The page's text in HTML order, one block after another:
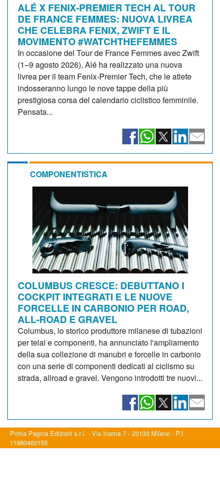
ALÉ X FENIX-PREMIER TECH AL TOUR
DE FRANCE FEMMES: NUOVA LIVREA
CHE CELEBRA FENIX, ZWIFT E IL
MOVIMENTO #WATCHTHEFEMMES
In occasione del Tour de France Femmes avec Zwift
(1–9 agosto 2026), Alé ha realizzato una nuova
livrea per il team Fenix-Premier Tech, che le atlete
indosseranno lungo le nove tappe della più
prestigiosa corsa del calendario ciclistico femminile.
Pensata...
COMPONENTISTICA
COLUMBUS CRESCE: DEBUTTANO I
COCKPIT INTEGRATI E LE NUOVE
FORCELLE IN CARBONIO PER ROAD,
ALL-ROAD E GRAVEL
Columbus, lo storico produttore milanese di tubazioni
per telai e componenti, ha annunciato l'ampliamento
della sua collezione di manubri e forcelle in carbonio
con una serie di componenti dedicati al ciclismo su
strada, allroad e gravel. Vengono introdotti tre nuovi...
Prima Pagina Edizioni s.r.l. - Via Inama 7 - 20133 Milano - P.I.
11980460155